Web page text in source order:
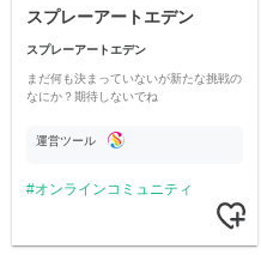
スプレーアートエデン
スプレーアートエデン
まだ何も決まっていないが新たな挑戦の
なにか？期待しないでね
運営ツール
オンラインコミュニティ